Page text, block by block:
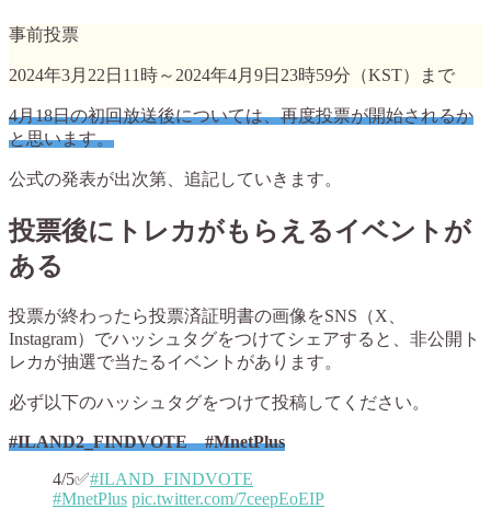
事前投票
2024年3月22日11時～2024年4月9日23時59分（KST）まで
4月18日の初回放送後については、再度投票が開始されるか
と思います。
公式の発表が出次第、追記していきます。
投票後にトレカがもらえるイベントが
ある
投票が終わったら投票済証明書の画像をSNS（X、
Instagram）でハッシュタグをつけてシェアすると、非公開ト
レカが抽選で当たるイベントがあります。
必ず以下のハッシュタグをつけて投稿してください。
#ILAND2_FINDVOTE #MnetPlus
4/5✅#ILAND_FINDVOTE
#MnetPlus pic.twitter.com/7ceepEoEIP